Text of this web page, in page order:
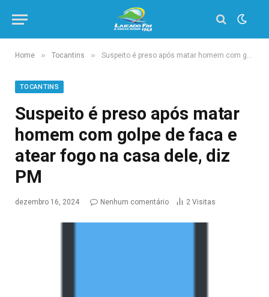
Home » Tocantins » Suspeito é preso após matar homem com golpe de faca e atear fogo na casa dele, diz PM
TOCANTINS
Suspeito é preso após matar
homem com golpe de faca e
atear fogo na casa dele, diz
PM
dezembro 16, 2024 Nenhum comentário 2 Visitas